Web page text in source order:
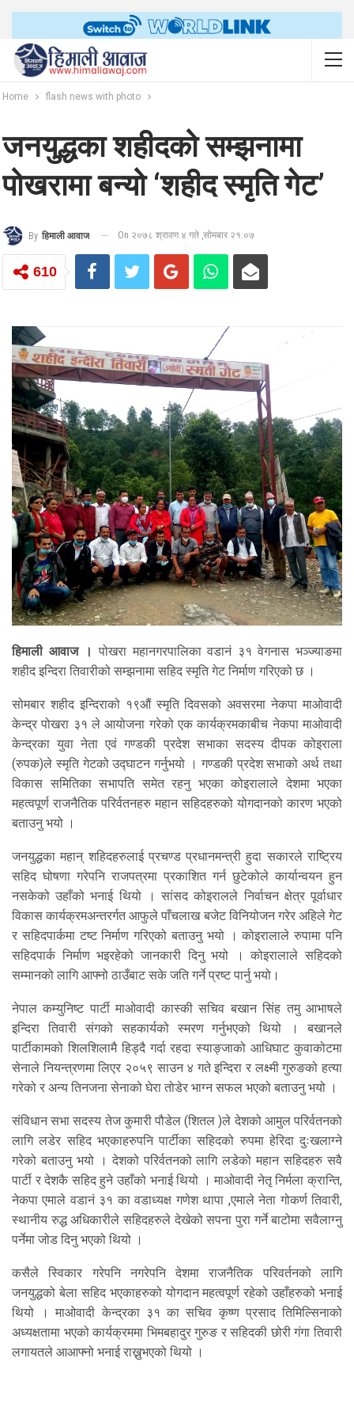
Home flash news with photo
जनयुद्धका शहीदको सम्झनामा
पोखरामा बन्यो ‘शहीद स्मृति गेट’
By हिमाली आवाज On २०७८ श्रावण ४ गते ,सोमबार २१:०७
610
हिमाली आवाज । पोखरा महानगरपालिका वडानं ३१ वेगनास भञ्ज्याङमा
शहीद इन्दिरा तिवारीको सम्झनामा सहिद स्मृति गेट निर्माण गरिएको छ ।
सोमबार शहीद इन्दिराको १९औं स्मृति दिवसको अवसरमा नेकपा माओवादी
केन्द्र पोखरा ३१ ले आयोजना गरेको एक कार्यक्रमकाबीच नेकपा माओवादी
केन्द्रका युवा नेता एवं गण्डकी प्रदेश सभाका सदस्य दीपक कोइराला
(रुपक)ले स्मृति गेटको उद्घाटन गर्नुभयो । गण्डकी प्रदेश सभाको अर्थ तथा
विकास समितिका सभापति समेत रहनु भएका कोइरालाले देशमा भएका
महत्वपूर्ण राजनैतिक परिर्वतनहरु महान सहिदहरुको योगदानको कारण भएको
बताउनु भयो ।
जनयुद्धका महान् शहिदहरुलाई प्रचण्ड प्रधानमन्त्री हुदा सकारले राष्ट्रिय
सहिद घोषणा गरेपनि राजपत्रमा प्रकाशित गर्न छुटेकोले कार्यान्वयन हुन
नसकेको उहाँको भनाई थियो । सांसद कोइरालले निर्वाचन क्षेत्र पूर्वाधार
विकास कार्यक्रमअन्तरर्गत आफुले पाँचलाख बजेट विनियोजन गरेर अहिले गेट
र सहिदपार्कमा टष्ट निर्माण गरिएको बताउनु भयो । कोइरालाले रुपामा पनि
सहिदपार्क निर्माण भइरहेको जानकारी दिनु भयो । कोइरालाले सहिदको
सम्मानको लागि आफ्नो ठाउँबाट सके जति गर्ने प्रष्ट पार्नु भयो।
नेपाल कम्युनिष्ट पार्टी माओवादी कास्की सचिव बखान सिंह तमु आभाषले
इन्दिरा तिवारी संगको सहकार्यको स्मरण गर्नुभएको थियो । बखानले
पार्टीकामको शिलशिलामै हिड्दै गर्दा रहदा स्याङ्जाको आधिघाट कुवाकोटमा
सेनाले नियन्त्रणमा लिएर २०५९ साउन ४ गते इन्दिरा र लक्ष्मी गुरुङको हत्या
गरेको र अन्य तिनजना सेनाको घेरा तोडेर भाग्न सफल भएको बताउनु भयो ।
संविधान सभा सदस्य तेज कुमारी पौडेल (शितल )ले देशको आमुल परिर्वतनको
लागि लडेर सहिद भएकाहरुपनि पार्टीका सहिदको रुपमा हेरिदा दुःखलाग्ने
गरेको बताउनु भयो । देशको परिर्वतनको लागि लडेको महान सहिदहरु सवै
पार्टी र देशकै सहिद हुने उहाँको भनाई थियो । माओवादी नेतृ निर्मला क्रान्ति,
नेकपा एमाले वडानं ३१ का वडाध्यक्ष गणेश थापा ,एमाले नेता गोकर्ण तिवारी,
स्थानीय रुद्ध अधिकारीले सहिदहरुले देखेको सपना पुरा गर्ने बाटोमा सवैलाग्नु
पर्नेमा जोड दिनु भएको थियो ।
कसैले स्विकार गरेपनि नगरेपनि देशमा राजनैतिक परिवर्तनको लागि
जनयुद्धको बेला सहिद भएकाहरुको योगदान महत्वपूर्ण रहेको उहाँहरुको भनाई
थियो । माओवादी केन्द्रका ३१ का सचिव कृष्ण प्रसाद तिमिल्सिनाको
अध्यक्षतामा भएको कार्यक्रममा भिमबहादुर गुरुङ र सहिदकी छोरी गंगा तिवारी
लगायतले आआफ्नो भनाई राख्नुभएको थियो ।